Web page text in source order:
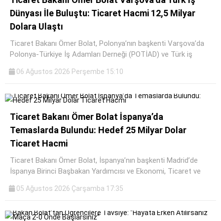
WhatsApp İhbar
Hattı
Instagram
SPOR
Dünyası İle Buluştu: Ticaret Hacmi 12,5 Milyar
Dolara Ulaştı
Ticaret Bakanı Ömer Bolat, Polonya’nın başkenti Varşova’da
Polonya-Türkiye İş Adamları Derneği (POTİAD) ve Türk iş
06 Ağustos 2026 Perşembe 15:10
Ticaret Bakanı Ömer Bolat İspanya’da
Temaslarda Bulundu: Hedef 25 Milyar Dolar
Ticaret Hacmi
Ticaret Bakanı Ömer Bolat, İspanya’nın başkenti Madrid’de
İspanya Birinci Başbakan Yardımcısı ve Ekonomi, Ticaret ve
05 Ağustos 2026 Çarşamba 17:35